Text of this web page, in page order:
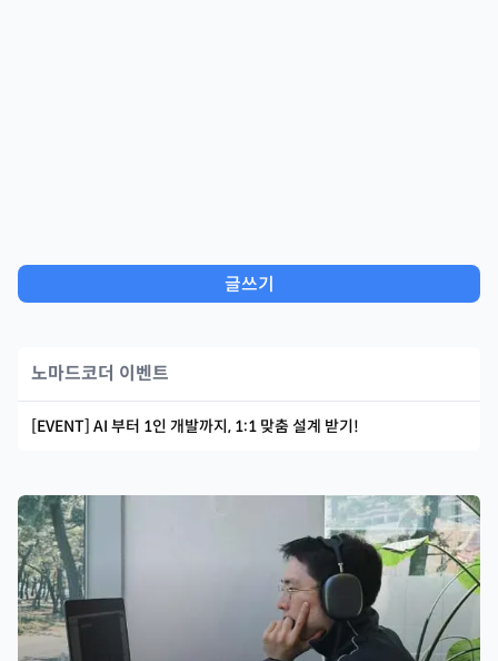
글쓰기
노마드코더 이벤트
[EVENT] AI 부터 1인 개발까지, 1:1 맞춤 설계 받기!